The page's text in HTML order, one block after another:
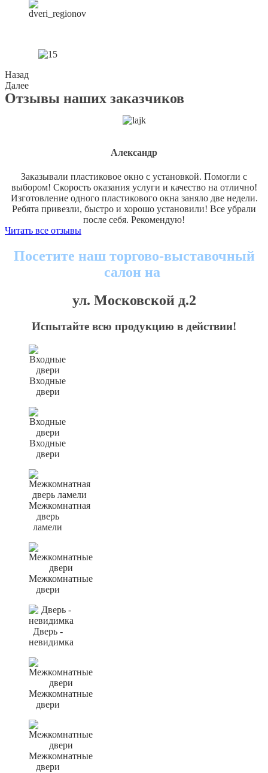
Назад
Далее
Отзывы наших заказчиков
Александр
Заказывали пластиковое окно с установкой. Помогли с
выбором! Скорость оказания услуги и качество на отлично!
Изготовление одного пластикового окна заняло две недели.
Ребята привезли, быстро и хорошо установили! Все убрали
после себя. Рекомендую!
Читать все отзывы
Посетите наш торгово-выставочный
салон на
ул. Московской д.2
Испытайте всю продукцию в действии!
Входные
двери
Входные
двери
Межкомнатная
дверь
ламели
Межкомнатные
двери
Дверь -
невидимка
Межкомнатные
двери
Межкомнатные
двери